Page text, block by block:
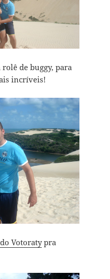
de buggy, para
incríveis!
Votoratypra